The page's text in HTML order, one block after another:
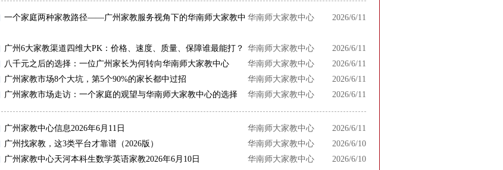
华南师大家教中心 2026/6/11
一个家庭两种家教路径——广州家教服务视角下的华南师大家教中
华南师大家教中心
2026/6/11
广州6大家教渠道四维大PK：价格、速度、质量、保障谁最能打？
华南师大家教中心
2026/6/11
八千元之后的选择：一位广州家长为何转向华南师大家教中心
华南师大家教中心
2026/6/11
广州家教市场8个大坑，第5个90%的家长都中过招
华南师大家教中心
2026/6/11
广州家教市场走访：一个家庭的观望与华南师大家教中心的选择
华南师大家教中心 2026/6/11
广州家教中心信息2026年6月11日
华南师大家教中心
2026/6/10
广州找家教，这3类平台才靠谱（2026版）
华南师大家教中心
2026/6/10
广州家教中心天河本科生数学英语家教2026年6月10日